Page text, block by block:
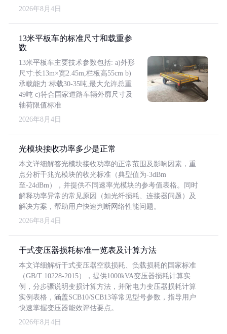
2026年8月4日
13米平板车的标准尺寸和载重参
数
13米平板车主要技术参数包括: a)外形
尺寸:长13m×宽2.45m,栏板高55cm b)
承载能力:标载30-35吨,最大允许总重
49吨 c)符合国家道路车辆外廓尺寸及
轴荷限值标准
2026年8月4日
光模块接收功率多少是正常
本文详细解答光模块接收功率的正常范围及影响因素，重
点分析千兆光模块的收光标准（典型值为-3dBm
至-24dBm），并提供不同速率光模块的参考值表格。同时
解释功率异常的常见原因（如光纤损耗、连接器问题）及
解决方案，帮助用户快速判断网络性能问题。
2026年8月4日
干式变压器损耗标准一览表及计算方法
本文详细解析干式变压器空载损耗、负载损耗的国家标准
（GB/T 10228-2015），提供1000kVA变压器损耗计算实
例，分步骤说明变损计算方法，并附电力变压器损耗计算
实例表格，涵盖SCB10/SCB13等常见型号参数，指导用户
快速掌握变压器能效评估要点。
2026年8月4日